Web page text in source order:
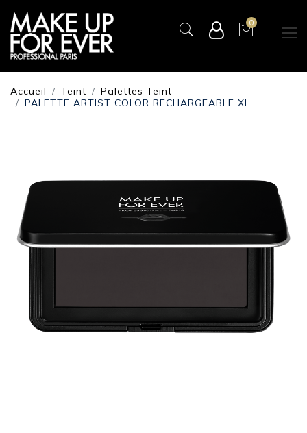
0
Accueil Teint
Palettes Teint
PALETTE ARTIST COLOR RECHARGEABLE XL